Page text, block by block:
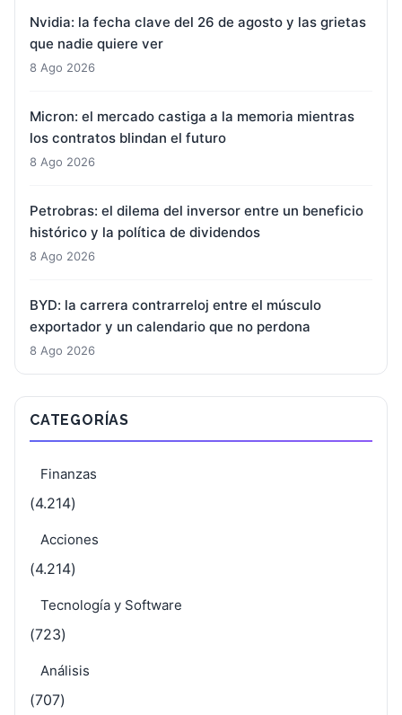
Nvidia: la fecha clave del 26 de agosto y las grietas
que nadie quiere ver
8 Ago 2026
Micron: el mercado castiga a la memoria mientras
los contratos blindan el futuro
8 Ago 2026
Petrobras: el dilema del inversor entre un beneficio
histórico y la política de dividendos
8 Ago 2026
BYD: la carrera contrarreloj entre el músculo
exportador y un calendario que no perdona
8 Ago 2026
CATEGORÍAS
Finanzas
(4.214)
Acciones
(4.214)
Tecnología y Software
(723)
Análisis
(707)